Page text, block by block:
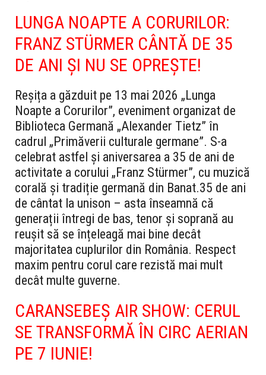
LUNGA NOAPTE A CORURILOR:
FRANZ STÜRMER CÂNTĂ DE 35
DE ANI ȘI NU SE OPREȘTE!
Reșița a găzduit pe 13 mai 2026 „Lunga
Noapte a Corurilor”, eveniment organizat de
Biblioteca Germană „Alexander Tietz” în
cadrul „Primăverii culturale germane”. S-a
celebrat astfel și aniversarea a 35 de ani de
activitate a corului „Franz Stürmer”, cu muzică
corală și tradiție germană din Banat.35 de ani
de cântat la unison – asta înseamnă că
generații întregi de bas, tenor și soprană au
reușit să se înțeleagă mai bine decât
majoritatea cuplurilor din România. Respect
maxim pentru corul care rezistă mai mult
decât multe guverne.
CARANSEBEȘ AIR SHOW: CERUL
SE TRANSFORMĂ ÎN CIRC AERIAN
PE 7 IUNIE!